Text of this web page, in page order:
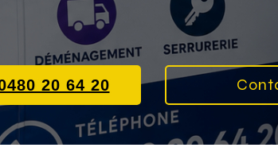
20 64 20